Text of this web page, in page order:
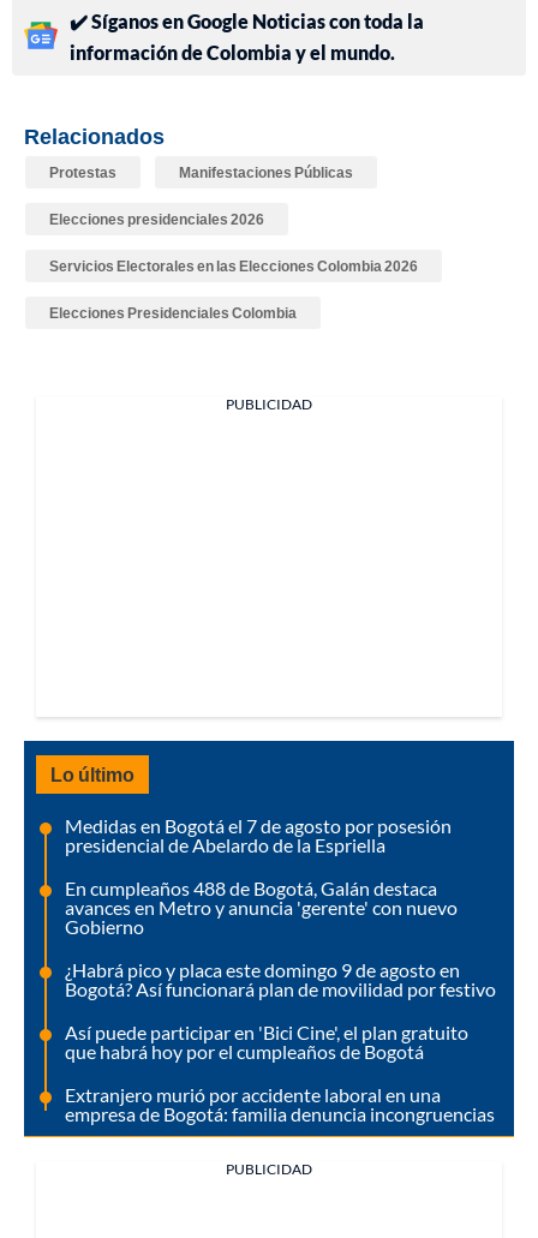
✔️ Síganos en Google Noticias con toda la
información de Colombia y el mundo.
Relacionados
Protestas Manifestaciones Públicas
Elecciones presidenciales 2026
Servicios Electorales en las Elecciones Colombia 2026
Elecciones Presidenciales Colombia
PUBLICIDAD
Lo último
Medidas en Bogotá el 7 de agosto por posesión
presidencial de Abelardo de la Espriella
En cumpleaños 488 de Bogotá, Galán destaca
avances en Metro y anuncia 'gerente' con nuevo
Gobierno
¿Habrá pico y placa este domingo 9 de agosto en
Bogotá? Así funcionará plan de movilidad por festivo
Así puede participar en 'Bici Cine', el plan gratuito
que habrá hoy por el cumpleaños de Bogotá
Extranjero murió por accidente laboral en una
empresa de Bogotá: familia denuncia incongruencias
PUBLICIDAD